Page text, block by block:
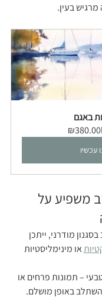
מרגיש בעין.
באגם
₪380.00
עכשיו
משפיע על
מודרני, ייתכן
או מינימליסטיות
– תמונות פרחים או
באופן מושלם.